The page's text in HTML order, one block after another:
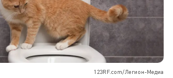
123RF.com/Легион-Медиа